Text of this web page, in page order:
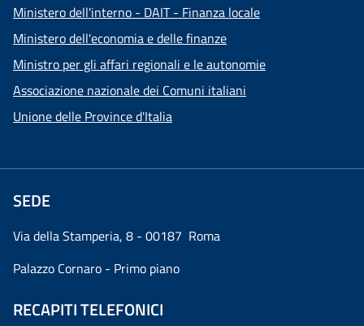
Ministero dell'interno - DAIT - Finanza locale
Ministero dell'economia e delle finanze
Ministro per gli affari regionali e le autonomie
Associazione nazionale dei Comuni italiani
Unione delle Province d'Italia
SEDE
Via della Stamperia, 8 - 00187 Roma
Palazzo Cornaro - Primo piano
RECAPITI TELEFONICI